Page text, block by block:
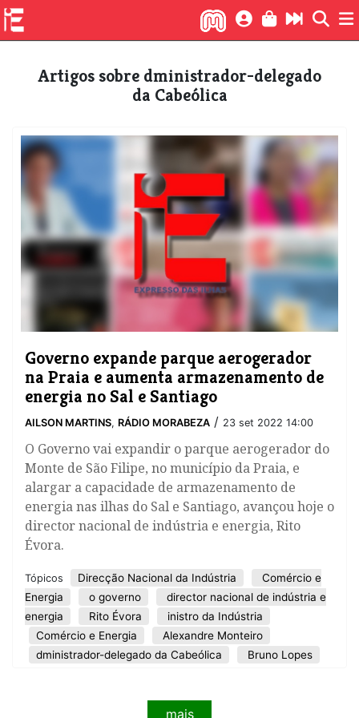
Artigos sobre dministrador-delegado
da Cabeólica
Governo expande parque aerogerador
na Praia e aumenta armazenamento de
energia no Sal e Santiago
AILSON MARTINS, RÁDIO MORABEZA / 23 set 2022 14:00
O Governo vai expandir o parque aerogerador do
Monte de São Filipe, no município da Praia, e
alargar a capacidade de armazenamento de
energia nas ilhas do Sal e Santiago, avançou hoje o
director nacional de indústria e energia, Rito
Évora.
Tópicos Direcção Nacional da Indústria
Comércio e
Energia
o governo
director nacional de indústria e
energia
Rito Évora
inistro da Indústria
Comércio e Energia
Alexandre Monteiro
dministrador-delegado da Cabeólica
Bruno Lopes
mais